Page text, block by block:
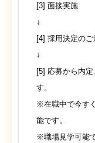
[3] 面接実施
↓
[4] 採用決定のご
↓
[5] 応募から内
す。
※在職中で今す
能です。
※職場見学可能